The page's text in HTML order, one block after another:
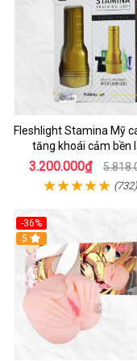
Fleshlight Stamina Mỹ
tăng khoái cảm bền
3.200.000₫
(732)
-36%
Hot
5